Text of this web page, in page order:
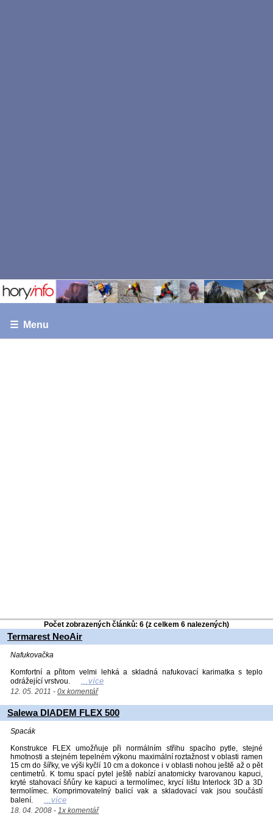
☰ Menu
Počet zobrazených článků: 6 (z celkem 6 nalezených)
Termarest NeoAir
Nafukovačka
Komfortní a přitom velmi lehká a skladná nafukovací karimatka s teplo
odrážející vrstvou.
...více
12. 05. 2011 - 0x komentář
Salewa DIADEM FLEX 500
Spacák
Konstrukce FLEX umožňuje při normálním střihu spacího pytle, stejné
hmotnosti a stejném tepelném výkonu maximální roztažnost v oblasti ramen
15 cm do šířky, ve výši kyčlí 10 cm a dokonce i v oblasti nohou ještě až o pět
centimetrů. K tomu spací pytel ještě nabízí anatomicky tvarovanou kapuci,
kryté stahovací šňůry ke kapuci a termolímec, krycí lištu Interlock 3D a 3D
termolímec. Komprimovatelný balicí vak a skladovací vak jsou součástí
balení.
...více
18. 04. 2008 - 1x komentář